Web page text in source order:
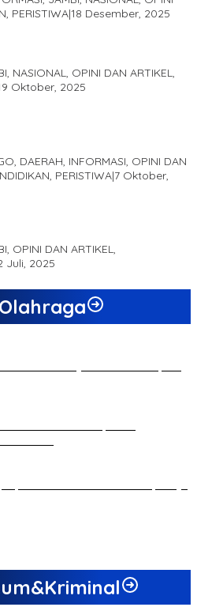
PERISTIWA|18 Desember, 2025
NASIONAL, OPINI DAN ARTIKEL,
Oktober, 2025
DAERAH, INFORMASI, OPINI DAN
PERISTIWA|7 Oktober,
OPINI DAN ARTIKEL,
Juli, 2025